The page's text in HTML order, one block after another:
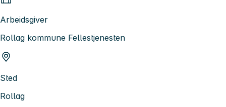
Arbeidsgiver
Rollag kommune Fellestjenesten
Sted
Rollag